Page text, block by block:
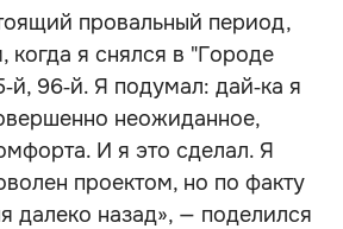
провальный период,
когда я снялся в "Городе
96‑й. Я подумал: дай‑ка я
неожиданное,
И я это сделал. Я
проектом, но по факту
далеко назад», — поделился